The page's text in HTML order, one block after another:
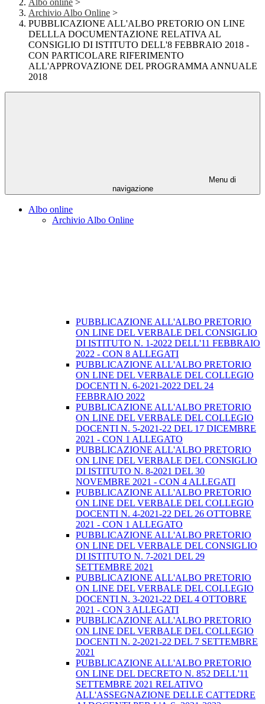
Albo online >
Archivio Albo Online >
PUBBLICAZIONE ALL'ALBO PRETORIO ON LINE
DELLLA DOCUMENTAZIONE RELATIVA AL
CONSIGLIO DI ISTITUTO DELL'8 FEBBRAIO 2018 -
CON PARTICOLARE RIFERIMENTO
ALL'APPROVAZIONE DEL PROGRAMMA ANNUALE
2018
Menu di
navigazione
Albo online
Archivio Albo Online
PUBBLICAZIONE ALL'ALBO PRETORIO
ON LINE DEL VERBALE DEL CONSIGLIO
DI ISTITUTO N. 1-2022 DELL'11 FEBBRAIO
2022 - CON 8 ALLEGATI
PUBBLICAZIONE ALL'ALBO PRETORIO
ON LINE DEL VERBALE DEL COLLEGIO
DOCENTI N. 6-2021-2022 DEL 24
FEBBRAIO 2022
PUBBLICAZIONE ALL'ALBO PRETORIO
ON LINE DEL VERBALE DEL COLLEGIO
DOCENTI N. 5-2021-22 DEL 17 DICEMBRE
2021 - CON 1 ALLEGATO
PUBBLICAZIONE ALL'ALBO PRETORIO
ON LINE DEL VERBALE DEL CONSIGLIO
DI ISTITUTO N. 8-2021 DEL 30
NOVEMBRE 2021 - CON 4 ALLEGATI
PUBBLICAZIONE ALL'ALBO PRETORIO
ON LINE DEL VERBALE DEL COLLEGIO
DOCENTI N. 4-2021-22 DEL 26 OTTOBRE
2021 - CON 1 ALLEGATO
PUBBLICAZIONE ALL'ALBO PRETORIO
ON LINE DEL VERBALE DEL CONSIGLIO
DI ISTITUTO N. 7-2021 DEL 29
SETTEMBRE 2021
PUBBLICAZIONE ALL'ALBO PRETORIO
ON LINE DEL VERBALE DEL COLLEGIO
DOCENTI N. 3-2021-22 DEL 4 OTTOBRE
2021 - CON 3 ALLEGATI
PUBBLICAZIONE ALL'ALBO PRETORIO
ON LINE DEL VERBALE DEL COLLEGIO
DOCENTI N. 2-2021-22 DEL 7 SETTEMBRE
2021
PUBBLICAZIONE ALL'ALBO PRETORIO
ON LINE DEL DECRETO N. 852 DELL'11
SETTEMBRE 2021 RELATIVO
ALL'ASSEGNAZIONE DELLE CATTEDRE